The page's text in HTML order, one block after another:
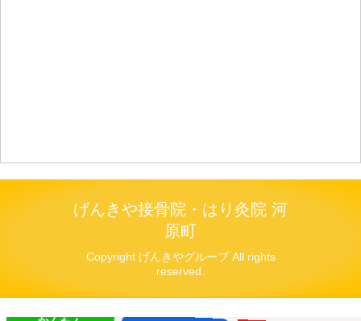
げんきや接骨院・はり灸院 河
原町
Copyright げんきやグループ All rights
reserved.